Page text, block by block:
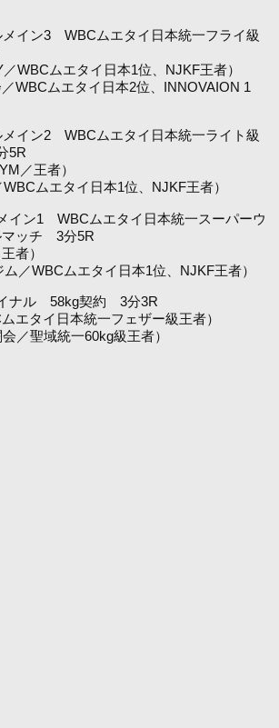
イン3 WBCムエタイ日本統一フライ級
WBCムエタイ日本1位、NJKF王者）
WBCムエタイ日本2位、INNOVAION 1
イン2 WBCムエタイ日本統一ライト級
5R
／王者）
ムエタイ日本1位、NJKF王者）
ン1 WBCムエタイ日本統一スーパーウ
マッチ 3分5R
者）
／WBCムエタイ日本1位、NJKF王者）
ナル 58kg契約 3分3R
エタイ日本統一フェザー級王者）
／聖域統一60kg級王者）